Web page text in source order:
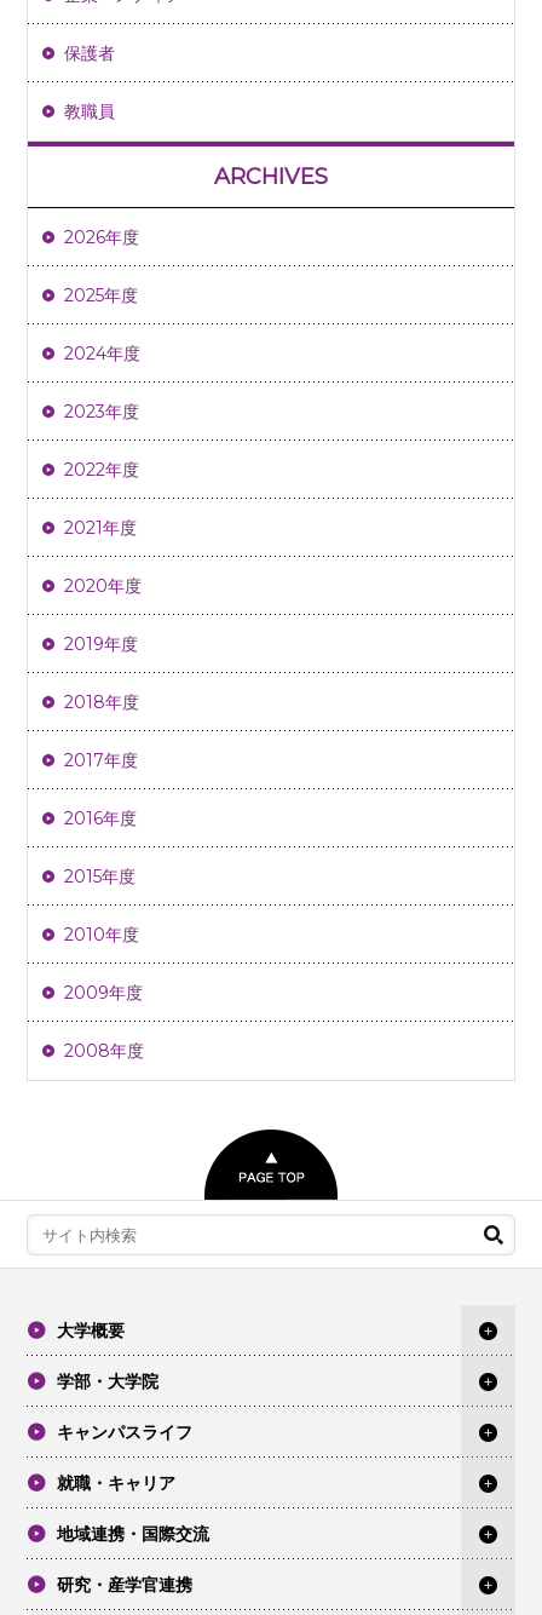
保護者
教職員
ARCHIVES
2026年度
2025年度
2024年度
2023年度
2022年度
2021年度
2020年度
2019年度
2018年度
2017年度
2016年度
2015年度
2010年度
2009年度
2008年度
大学概要
学部・大学院
キャンパスライフ
就職・キャリア
地域連携・国際交流
研究・産学官連携